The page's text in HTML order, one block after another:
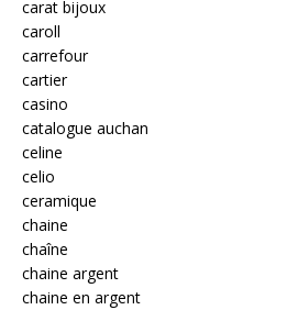
carat bijoux
caroll
carrefour
cartier
casino
catalogue auchan
celine
celio
ceramique
chaine
chaîne
chaine argent
chaine en argent